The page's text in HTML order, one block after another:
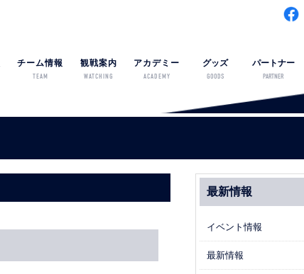
チーム情報
TEAM
観戦案内
WATCHING
アカデミー
ACADEMY
グッズ
GOODS
パートナー
PARTNER
最新情報
イベント情報
最新情報